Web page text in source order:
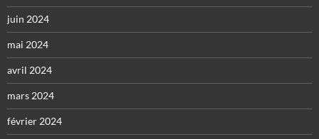
juin 2024
mai 2024
avril 2024
mars 2024
février 2024